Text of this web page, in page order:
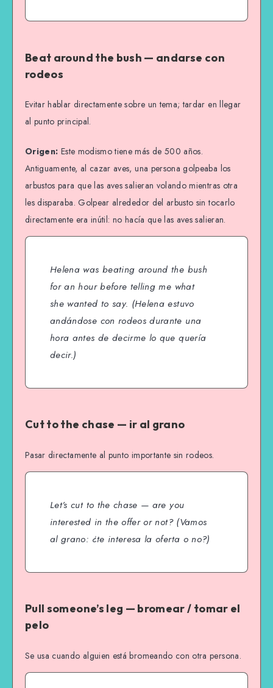
Beat around the bush — andarse con
rodeos
Evitar hablar directamente sobre un tema; tardar en llegar
al punto principal.
Origen: Este modismo tiene más de 500 años.
Antiguamente, al cazar aves, una persona golpeaba los
arbustos para que las aves salieran volando mientras otra
les disparaba. Golpear alrededor del arbusto sin tocarlo
directamente era inútil: no hacía que las aves salieran.
Helena was beating around the bush
for an hour before telling me what
she wanted to say. (Helena estuvo
andándose con rodeos durante una
hora antes de decirme lo que quería
decir.)
Cut to the chase — ir al grano
Pasar directamente al punto importante sin rodeos.
Let’s cut to the chase — are you
interested in the offer or not?(Vamos
al grano: ¿te interesa la oferta o no?)
Pull someone’s leg — bromear / tomar el
pelo
Se usa cuando alguien está bromeando con otra persona.